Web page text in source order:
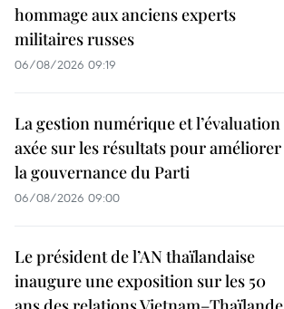
hommage aux anciens experts
militaires russes
06/08/2026 09:19
La gestion numérique et l’évaluation
axée sur les résultats pour améliorer
la gouvernance du Parti
06/08/2026 09:00
Le président de l’AN thaïlandaise
inaugure une exposition sur les 50